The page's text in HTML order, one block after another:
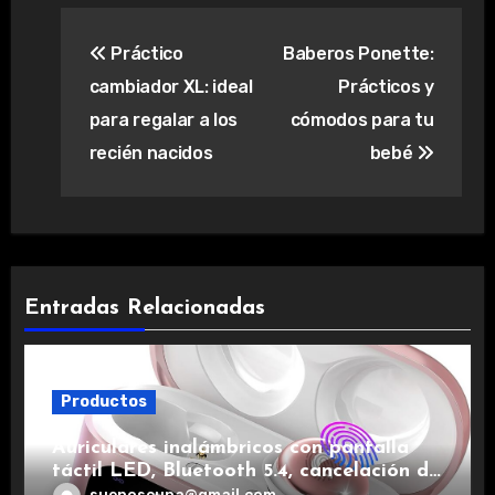
de
entradas
Práctico
cambiador XL: ideal
para regalar a los
recién nacidos
Baberos Ponette:
Prácticos y
cómodos para tu
bebé
Entradas Relacionadas
Productos
Auriculares inalámbricos con pantalla
táctil LED, Bluetooth 5.4, cancelación de